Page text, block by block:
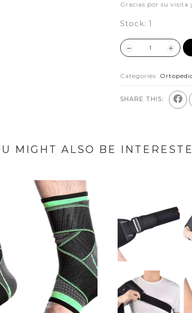
Gracias por su visita
Stock: 1
Categories:
SHARE THIS:
MIGHT ALSO BE